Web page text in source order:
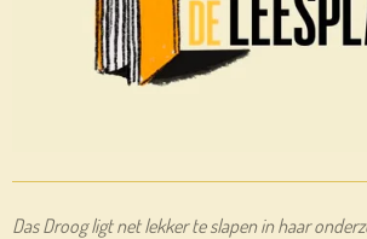
Das Droog ligt net lekker te slapen in haar